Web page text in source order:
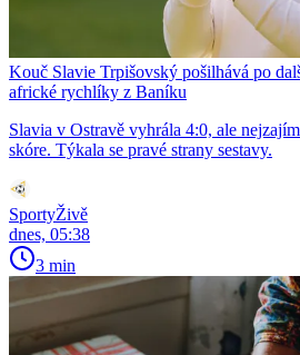
Kouč Slavie Trpišovský pošilhává po
africké rychlíky z Baníku
Slavia v Ostravě vyhrála 4:0, ale
skóre. Týkala se pravé strany sestavy.
SportyŽivě
dnes, 05:38
3 min